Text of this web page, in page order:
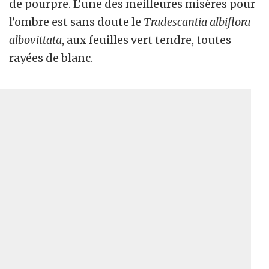
de pourpre. L’une des meilleures misères pour
l’ombre est sans doute le Tradescantia albiflora
albovittata, aux feuilles vert tendre, toutes
rayées de blanc.